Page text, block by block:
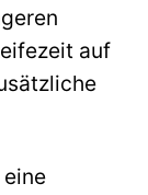
auf